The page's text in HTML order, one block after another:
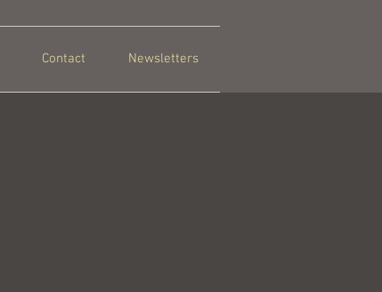
Contact Newsletters